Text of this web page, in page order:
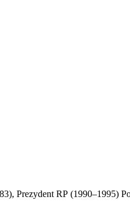
Prezydent RP (1990–1995)